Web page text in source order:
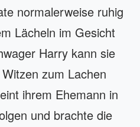
normalerweise ruhig
Lächeln im Gesicht
Harry kann sie
zum Lachen
ihrem Ehemann in
und brachte die